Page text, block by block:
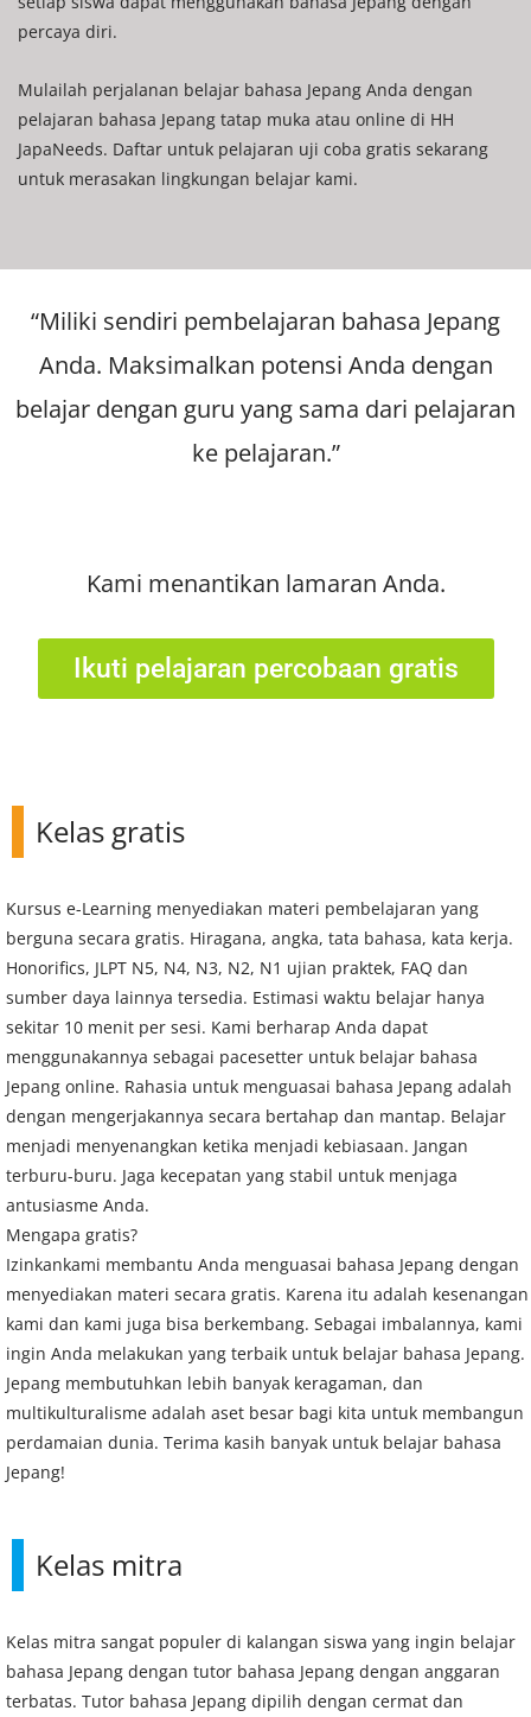
percaya diri.
Mulailah perjalanan belajar bahasa Jepang Anda dengan
pelajaran bahasa Jepang tatap muka atau online di HH
JapaNeeds. Daftar untuk pelajaran uji coba gratis sekarang
untuk merasakan lingkungan belajar kami.
“Miliki sendiri pembelajaran bahasa Jepang
Anda. Maksimalkan potensi Anda dengan
belajar dengan guru yang sama dari pelajaran
ke pelajaran.”
Kami menantikan lamaran Anda.
Ikuti pelajaran percobaan gratis
Kelas gratis
Kursus e-Learning menyediakan materi pembelajaran yang
berguna secara gratis. Hiragana, angka, tata bahasa, kata kerja.
Honorifics, JLPT N5, N4, N3, N2, N1 ujian praktek, FAQ dan
sumber daya lainnya tersedia. Estimasi waktu belajar hanya
sekitar 10 menit per sesi. Kami berharap Anda dapat
menggunakannya sebagai pacesetter untuk belajar bahasa
Jepang online. Rahasia untuk menguasai bahasa Jepang adalah
dengan mengerjakannya secara bertahap dan mantap. Belajar
menjadi menyenangkan ketika menjadi kebiasaan. Jangan
terburu-buru. Jaga kecepatan yang stabil untuk menjaga
antusiasme Anda.
Mengapa gratis?
Izinkankami membantu Anda menguasai bahasa Jepang dengan
menyediakan materi secara gratis. Karena itu adalah kesenangan
kami dan kami juga bisa berkembang. Sebagai imbalannya, kami
ingin Anda melakukan yang terbaik untuk belajar bahasa Jepang.
Jepang membutuhkan lebih banyak keragaman, dan
multikulturalisme adalah aset besar bagi kita untuk membangun
perdamaian dunia. Terima kasih banyak untuk belajar bahasa
Jepang!
Kelas mitra
Kelas mitra sangat populer di kalangan siswa yang ingin belajar
bahasa Jepang dengan tutor bahasa Jepang dengan anggaran
terbatas. Tutor bahasa Jepang dipilih dengan cermat dan